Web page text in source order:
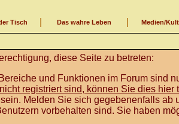
Tisch Das wahre Leben Medien/
diese Seite zu betreten:
und Funktionen im Forum sind
registriert sind, können Sie dies hier
Melden Sie sich gegebenenfalls
vorbehalten sind. Sie haben